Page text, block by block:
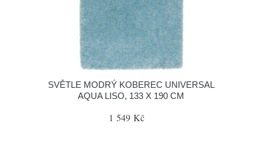
SVĚTLE MODRÝ KOBEREC UNIVERSAL
AQUA LISO, 133 X 190 CM
1 549 Kč